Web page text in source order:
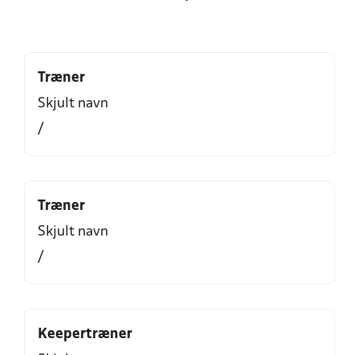
Træner
Skjult navn
/
Træner
Skjult navn
/
Keepertræner